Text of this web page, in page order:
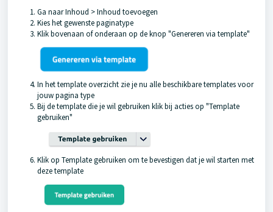
Ga naar Inhoud > Inhoud toevoegen
Kies het gewenste paginatype
Klik bovenaan of onderaan op de knop "Genereren via template"
In het template overzicht zie je nu alle beschikbare templates voor
jouw pagina type
Bij de template die je wil gebruiken klik bij acties op "Template
gebruiken"
Klik op Template gebruiken om te bevestigen dat je wil starten met
deze template